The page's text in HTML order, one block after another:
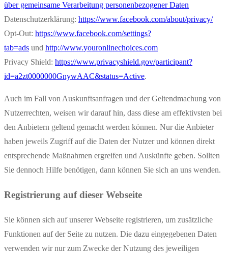
über gemeinsame Verarbeitung personenbezogener Daten
Datenschutzerklärung: https://www.facebook.com/about/privacy/
Opt-Out: https://www.facebook.com/settings?
tab=ads und http://www.youronlinechoices.com
Privacy Shield: https://www.privacyshield.gov/participant?
id=a2zt0000000GnywAAC&status=Active.
Auch im Fall von Auskunftsanfragen und der Geltendmachung von
Nutzerrechten, weisen wir darauf hin, dass diese am effektivsten bei
den Anbietern geltend gemacht werden können. Nur die Anbieter
haben jeweils Zugriff auf die Daten der Nutzer und können direkt
entsprechende Maßnahmen ergreifen und Auskünfte geben. Sollten
Sie dennoch Hilfe benötigen, dann können Sie sich an uns wenden.
Registrierung auf dieser Webseite
Sie können sich auf unserer Webseite registrieren, um zusätzliche
Funktionen auf der Seite zu nutzen. Die dazu eingegebenen Daten
verwenden wir nur zum Zwecke der Nutzung des jeweiligen